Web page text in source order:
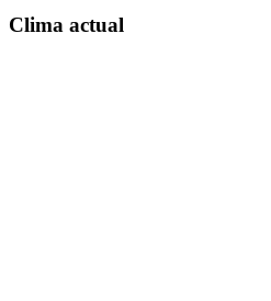
Clima actual